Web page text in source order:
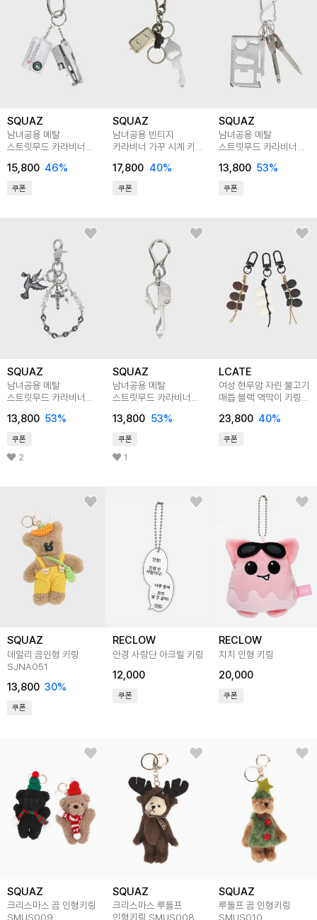
SQUAZ
남녀공용 메탈
스트릿무드 카라비너
키링 SGEGA003
15,800 46%
쿠폰
SQUAZ
남녀공용 빈티지
카라비너 가꾸 시계 키링
17,800 40%
쿠폰
SQUAZ
남녀공용 메탈
스트릿무드 카라비너
키링 SGEGA002
13,800 53%
쿠폰
SQUAZ
남녀공용 메탈
스트릿무드 카라비너
SGEGA004
13,800 53%
쿠폰
2
SQUAZ
남녀공용 메탈
스트릿무드 카라비너
SGEGA001
13,800 53%
쿠폰
1
LCATE
여성 현무암 자린 물고기
매듭 블랙 액막이 키링
23,800 40%
쿠폰
SQUAZ
데일리 곰인형 키링
SJNA051
13,800 30%
쿠폰
RECLOW
안경 사랑단 아크릴 키링
12,000
쿠폰
RECLOW
치치 인형 키링
20,000
쿠폰
SQUAZ
크리스마스 곰 인형키링
SMUS009
SQUAZ
크리스마스 루돌프
인형키링 SMUS008
SQUAZ
루돌프 곰 인형키링
SMUS010